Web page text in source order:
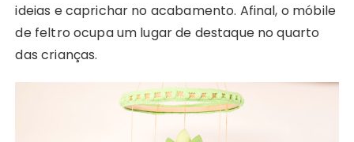
ideias e caprichar no acabamento. Afinal, o móbile
de feltro ocupa um lugar de destaque no quarto
das crianças.